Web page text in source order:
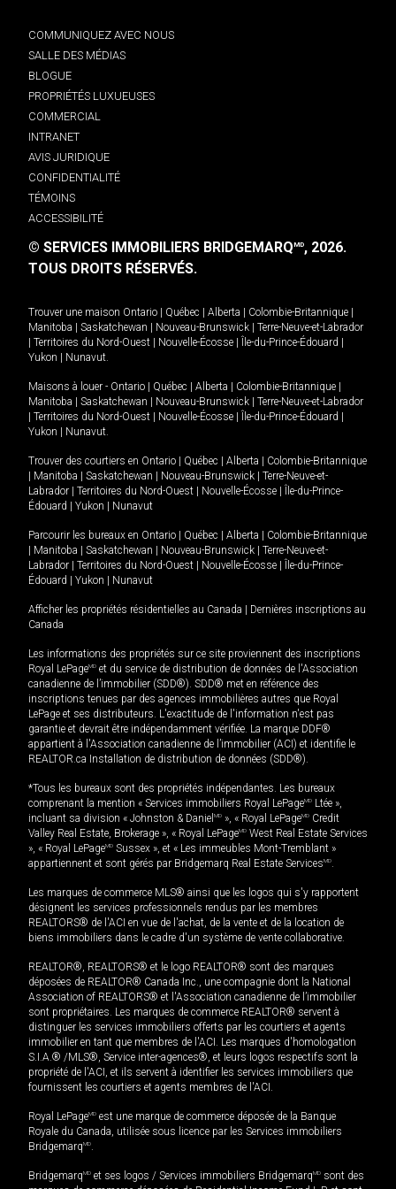
COMMUNIQUEZ AVEC NOUS
SALLE DES MÉDIAS
BLOGUE
PROPRIÉTÉS LUXUEUSES
COMMERCIAL
INTRANET
AVIS JURIDIQUE
CONFIDENTIALITÉ
TÉMOINS
ACCESSIBILITÉ
© SERVICES IMMOBILIERS BRIDGEMARQMD, 2026.
TOUS DROITS RÉSERVÉS.
Trouver une maison Ontario Québec Alberta Colombie-Britannique
Manitoba
Saskatchewan Nouveau-Brunswick
Terre-Neuve-et-Labrador
Territoires du Nord-Ouest Nouvelle-Écosse Île-du-Prince-Édouard
Yukon
Nunavut.
Maisons à louer - Ontario Québec Alberta Colombie-Britannique
Manitoba
Saskatchewan Nouveau-Brunswick
Terre-Neuve-et-Labrador
Territoires du Nord-Ouest Nouvelle-Écosse Île-du-Prince-Édouard
Yukon
Nunavut.
Trouver des courtiers en Ontario Québec Alberta
Colombie-Britannique
Manitoba Saskatchewan Nouveau-Brunswick
Terre-Neuve-et-
Labrador
Territoires du Nord-Ouest Nouvelle-Écosse
Île-du-Prince-
Édouard
Yukon Nunavut
Parcourir les bureaux en Ontario Québec Alberta
Colombie-Britannique
Manitoba Saskatchewan Nouveau-Brunswick
Terre-Neuve-et-
Labrador
Territoires du Nord-Ouest Nouvelle-Écosse
Île-du-Prince-
Édouard
Yukon Nunavut
Afficher les propriétés résidentielles au Canada
Dernières inscriptions au
Canada
Les informations des propriétés sur ce site proviennent des inscriptions
Royal LePageMD et du service de distribution de données de l'Association
canadienne de l’immobilier (SDD®). SDD® met en référence des
inscriptions tenues par des agences immobilières autres que Royal
LePage et ses distributeurs. L'exactitude de l'information n'est pas
garantie et devrait être indépendamment vérifiée. La marque DDF®
appartient à l'Association canadienne de l’immobilier (ACI) et identifie le
REALTOR.ca Installation de distribution de données (SDD®).
*Tous les bureaux sont des propriétés indépendantes. Les bureaux
comprenant la mention « Services immobiliers Royal LePageMD Ltée »,
incluant sa division « Johnston & Daniel MD », « Royal LePageMD Credit
Valley Real Estate, Brokerage », « Royal LePageMD West Real Estate Services
», « Royal LePageMD Sussex », et « Les immeubles Mont-Tremblant »
appartiennent et sont gérés par Bridgemarq Real Estate ServicesMD.
Les marques de commerce MLS® ainsi que les logos qui s'y rapportent
désignent les services professionnels rendus par les membres
REALTORS® de l'ACI en vue de l'achat, de la vente et de la location de
biens immobiliers dans le cadre d'un système de vente collaborative.
REALTOR®, REALTORS® et le logo REALTOR® sont des marques
déposées de REALTOR® Canada Inc., une compagnie dont la National
Association of REALTORS® et l'Association canadienne de l’immobilier
sont propriétaires. Les marques de commerce REALTOR® servent à
distinguer les services immobiliers offerts par les courtiers et agents
immobilier en tant que membres de l'ACI. Les marques d'homologation
S.I.A.® /MLS®, Service inter-agences®, et leurs logos respectifs sont la
propriété de l'ACI, et ils servent à identifier les services immobiliers que
fournissent les courtiers et agents membres de l'ACI.
Royal LePageMD est une marque de commerce déposée de la Banque
Royale du Canada, utilisée sous licence par les Services immobiliers
BridgemarqMD.
BridgemarqMD et ses logos / Services immobiliers BridgemarqMD sont des